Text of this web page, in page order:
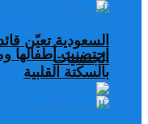
احتضنت أطفالها
بالسكتة القلبية
السعودية تعيّن
الجنسيات